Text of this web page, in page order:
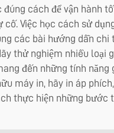
cách để vận hành
cố. Việc học cách sử
các bài hướng dẫn
thử nghiệm nhiều
đến những tính
máy in, hãy in áp
thực hiện những bước